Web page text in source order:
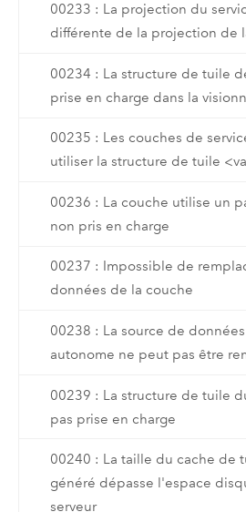
00233 : La projection du
différente de la projection de
00234 : La structure de tuile
prise en charge dans la
00235 : Les couches de
utiliser la structure de tuile
00236 : La couche utilise un
non pris en charge
00237 : Impossible de
données de la couche
00238 : La source de
autonome ne peut pas être
00239 : La structure de tuile
pas prise en charge
00240 : La taille du cache de
généré dépasse l'espace
serveur